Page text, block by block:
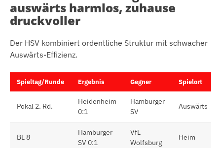
auswärts harmlos, zuhause
druckvoller
Der HSV kombiniert ordentliche Struktur mit schwacher
Auswärts-Effizienz.
Spieltag/Runde Ergebnis Gegner Spielort
Pokal 2. Rd.
Heidenheim
0:1
Hamburger
SV
Auswärts
BL 8
Hamburger
SV 0:1
VfL
Wolfsburg
Heim